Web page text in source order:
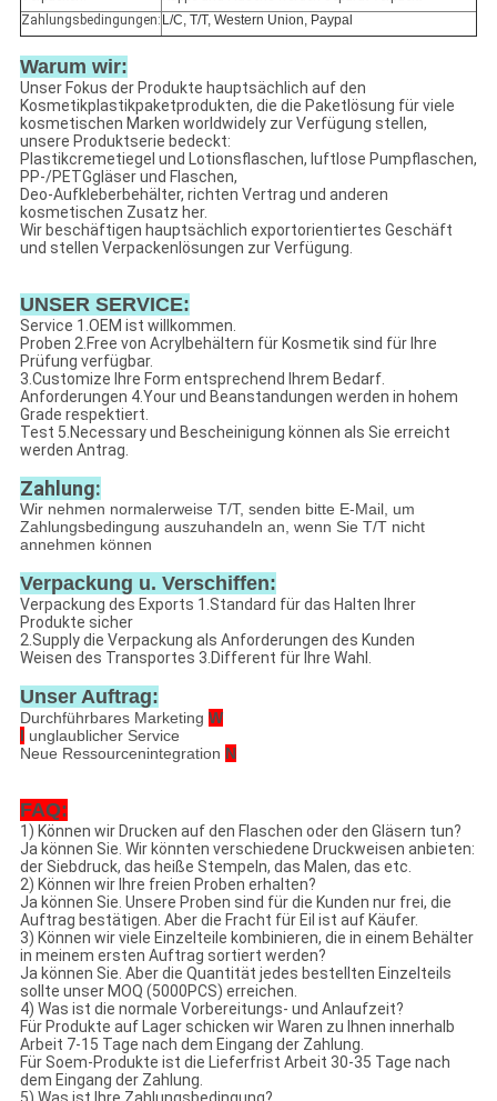
Zahlungsbedingungen: L/C, T/T, Western Union, Paypal
Warum wir:
Unser Fokus der Produkte hauptsächlich auf den
Kosmetikplastikpaketprodukten, die die Paketlösung für viele
kosmetischen Marken worldwidely zur Verfügung stellen,
unsere Produktserie bedeckt:
Plastikcremetiegel und Lotionsflaschen, luftlose Pumpflaschen,
PP-/PETGgläser und Flaschen,
Deo-Aufkleberbehälter, richten Vertrag und anderen
kosmetischen Zusatz her.
Wir beschäftigen hauptsächlich exportorientiertes Geschäft
und stellen Verpackenlösungen zur Verfügung.
UNSER SERVICE:
Service 1.OEM ist willkommen.
Proben 2.Free von Acrylbehältern für Kosmetik sind für Ihre
Prüfung verfügbar.
3.Customize Ihre Form entsprechend Ihrem Bedarf.
Anforderungen 4.Your und Beanstandungen werden in hohem
Grade respektiert.
Test 5.Necessary und Bescheinigung können als Sie erreicht
werden Antrag.
Zahlung:
Wir nehmen normalerweise T/T, senden bitte E-Mail, um
Zahlungsbedingung auszuhandeln an, wenn Sie T/T nicht
annehmen können
Verpackung u. Verschiffen:
Verpackung des Exports 1.Standard für das Halten Ihrer
Produkte sicher
2.Supply die Verpackung als Anforderungen des Kunden
Weisen des Transportes 3.Different für Ihre Wahl.
Unser Auftrag:
Durchführbares Marketing W
I unglaublicher Service
Neue Ressourcenintegration N
FAQ:
1) Können wir Drucken auf den Flaschen oder den Gläsern tun?
Ja können Sie. Wir könnten verschiedene Druckweisen anbieten:
der Siebdruck, das heiße Stempeln, das Malen, das etc.
2) Können wir Ihre freien Proben erhalten?
Ja können Sie. Unsere Proben sind für die Kunden nur frei, die
Auftrag bestätigen. Aber die Fracht für Eil ist auf Käufer.
3) Können wir viele Einzelteile kombinieren, die in einem Behälter
in meinem ersten Auftrag sortiert werden?
Ja können Sie. Aber die Quantität jedes bestellten Einzelteils
sollte unser MOQ (5000PCS) erreichen.
4) Was ist die normale Vorbereitungs- und Anlaufzeit?
Für Produkte auf Lager schicken wir Waren zu Ihnen innerhalb
Arbeit 7-15 Tage nach dem Eingang der Zahlung.
Für Soem-Produkte ist die Lieferfrist Arbeit 30-35 Tage nach
dem Eingang der Zahlung.